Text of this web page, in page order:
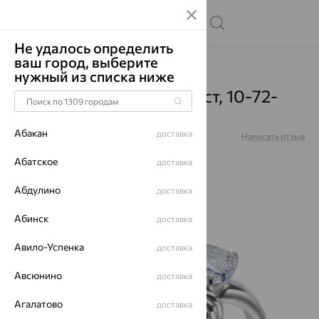
Главная Каталог Кольца Аметист
Кольцо, серебро, аметист, 10-72-
00274-201
Артикул: Написать отзыв
Не удалось определить
ваш город, выберите
нужный из списка ниже
Абакан доставка
Абатское доставка
Абдулино доставка
Абинск доставка
Авило-Успенка доставка
Авсюнино доставка
Агалатово доставка